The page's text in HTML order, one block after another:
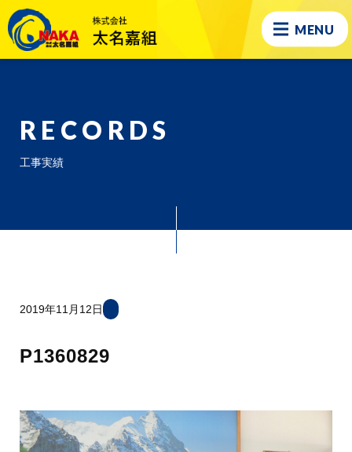
MENU
RECORDS
工事実績
2019年11月12日
P1360829